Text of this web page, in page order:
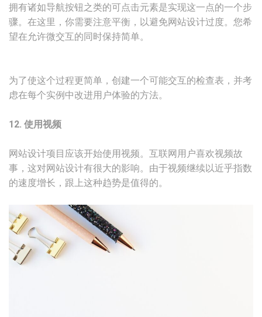
拥有诸如导航按钮之类的可点击元素是实现这一点的一个步
骤。在这里，你需要注意平衡，以避免网站设计过度。您希
望在允许微交互的同时保持简单。
为了使这个过程更简单，创建一个可能交互的检查表，并考
虑在每个实例中改进用户体验的方法。
12. 使用视频
网站设计项目应该开始使用视频。互联网用户喜欢视频故
事，这对网站设计有很大的影响。由于视频继续以近乎指数
的速度增长，跟上这种趋势是值得的。